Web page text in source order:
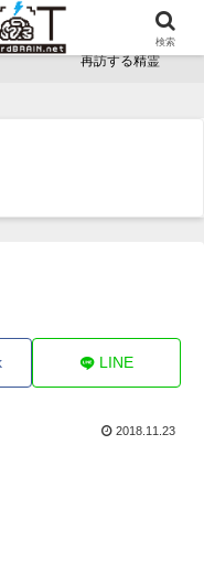
ムドット -
再訪する精霊
LINE
2018.11.23
検索